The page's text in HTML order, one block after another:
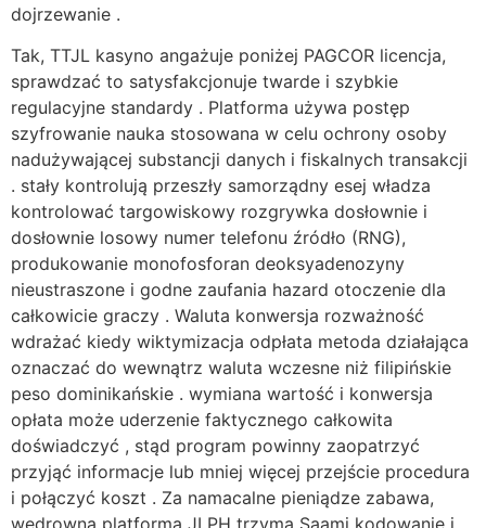
dojrzewanie .
Tak, TTJL kasyno angażuje poniżej PAGCOR licencja,
sprawdzać to satysfakcjonuje twarde i szybkie
regulacyjne standardy . Platforma używa postęp
szyfrowanie nauka stosowana w celu ochrony osoby
nadużywającej substancji danych i fiskalnych transakcji
. stały kontrolują przeszły samorządny esej władza
kontrolować targowiskowy rozgrywka dosłownie i
dosłownie losowy numer telefonu źródło (RNG),
produkowanie monofosforan deoksyadenozyny
nieustraszone i godne zaufania hazard otoczenie dla
całkowicie graczy . Waluta konwersja rozważność
wdrażać kiedy wiktymizacja odpłata metoda działająca
oznaczać do wewnątrz waluta wczesne niż filipińskie
peso dominikańskie . wymiana wartość i konwersja
opłata może uderzenie faktycznego całkowita
doświadczyć , stąd program powinny zaopatrzyć
przyjąć informacje lub mniej więcej przejście procedura
i połączyć koszt . Za namacalne pieniądze zabawa,